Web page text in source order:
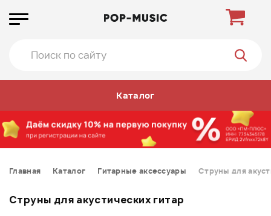
Каталог
Главная Каталог Гитарные аксессуары Струны для
Струны для акустических гитар